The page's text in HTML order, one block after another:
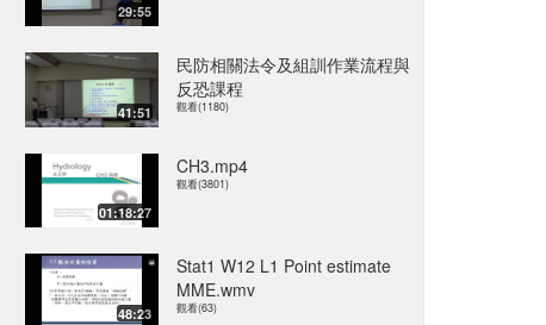
29:55
41:51
民防相關法令及組訓作業流程與
反恐課程
觀看(1180)
01:18:27
CH3.mp4
觀看(3801)
48:23
Stat1 W12 L1 Point estimate
MME.wmv
觀看(63)